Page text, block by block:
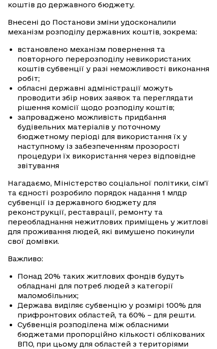
коштів до державного бюджету.
Внесені до Постанови зміни удосконалили
механізм розподілу державних коштів, зокрема:
встановлено механізм повернення та
повторного перерозподілу невикористаних
коштів субвенції у разі неможливості виконання
робіт;
обласні державні адміністрації можуть
проводити збір нових заявок та переглядати
рішення комісії щодо розподілу коштів;
запроваджено можливість придбання
будівельних матеріалів у поточному
бюджетному періоді для використання їх у
наступному із забезпеченням прозорості
процедури їх використання через відповідне
звітування
Нагадаємо, Міністерство соціальної політики, сім’ї
та єдності розробило порядок надання 1 млдр
субвенції із державного бюджету для
реконструкції, реставрації, ремонту та
переобладнання нежитлових приміщень у житлові
для проживання людей, які вимушено покинули
свої домівки.
Важливо:
Понад 20% таких житлових фондів будуть
обладнані для потреб людей з категорії
маломобільних;
Держава виділяє субвенцію у розмірі 100% для
прифронтових областей, та 60% – для решти.
Субвенція розподілена між обласними
бюджетами пропорційно кількості облікованих
ВПО, при цьому для областей з територіями